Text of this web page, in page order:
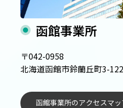
函館事業所
〒042-0958
北海道函館市鈴蘭丘町3-
函館事業所のアクセ スマッ